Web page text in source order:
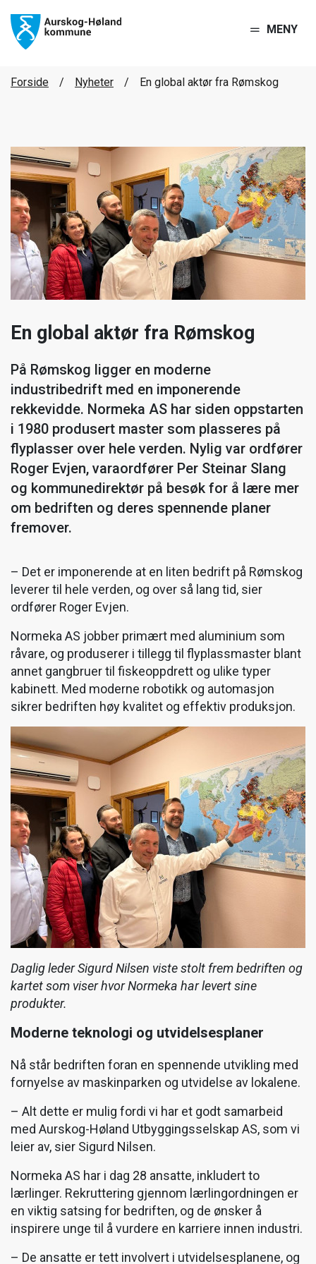
MENY
Forside Nyheter En global aktør fra Rømskog
En global aktør fra Rømskog
På Rømskog ligger en moderne
industribedrift med en imponerende
rekkevidde. Normeka AS har siden oppstarten
i 1980 produsert master som plasseres på
flyplasser over hele verden. Nylig var ordfører
Roger Evjen, varaordfører Per Steinar Slang
og kommunedirektør på besøk for å lære mer
om bedriften og deres spennende planer
fremover.
– Det er imponerende at en liten bedrift på Rømskog
leverer til hele verden, og over så lang tid, sier
ordfører Roger Evjen.
Normeka AS jobber primært med aluminium som
råvare, og produserer i tillegg til flyplassmaster blant
annet gangbruer til fiskeoppdrett og ulike typer
kabinett. Med moderne robotikk og automasjon
sikrer bedriften høy kvalitet og effektiv produksjon.
Daglig leder Sigurd Nilsen viste stolt frem bedriften og
kartet som viser hvor Normeka har levert sine
produkter.
Moderne teknologi og utvidelsesplaner
Nå står bedriften foran en spennende utvikling med
fornyelse av maskinparken og utvidelse av lokalene.
– Alt dette er mulig fordi vi har et godt samarbeid
med Aurskog-Høland Utbyggingsselskap AS, som vi
leier av, sier Sigurd Nilsen.
Normeka AS har i dag 28 ansatte, inkludert to
lærlinger. Rekruttering gjennom lærlingordningen er
en viktig satsing for bedriften, og de ønsker å
inspirere unge til å vurdere en karriere innen industri.
– De ansatte er tett involvert i utvidelsesplanene, og